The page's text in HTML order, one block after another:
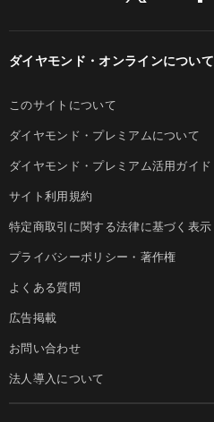
ダイヤモンド・オンラインについて
このサイトについて
ダイヤモンド・プレミアムについて
ダイヤモンド・プレミアム活用ガイド
サイト利用規約
特定商取引に関する法律に基づく表示
プライバシーポリシー・著作権
よくある質問
広告掲載
お問い合わせ
法人導入について